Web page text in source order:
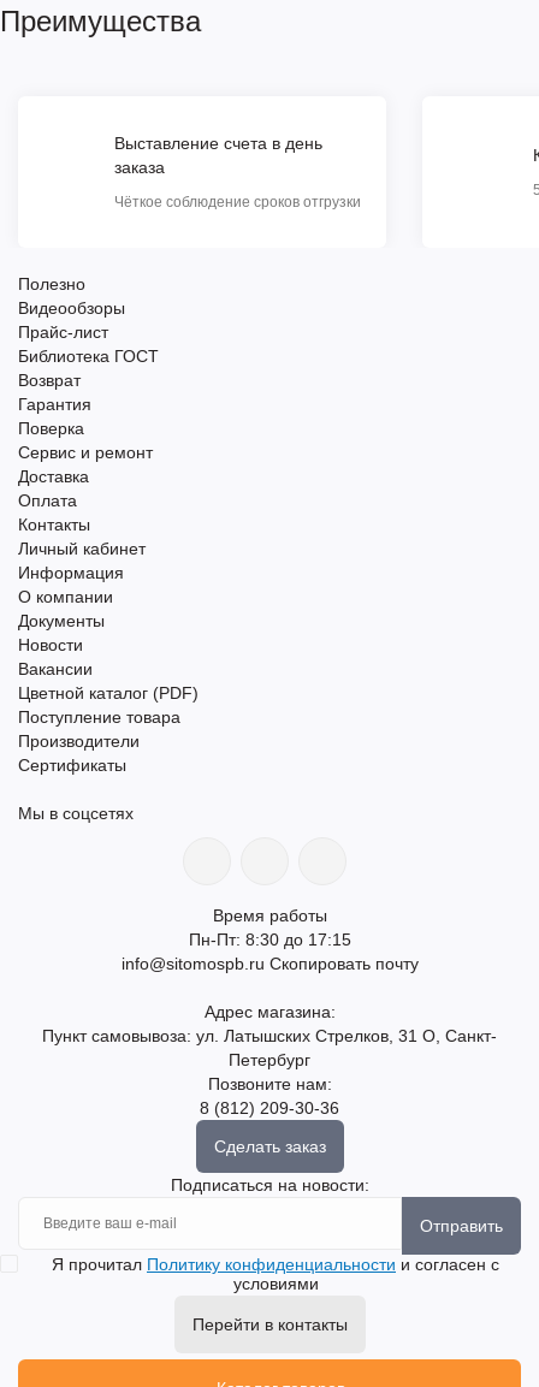
Преимущества
Выставление счета в день
заказа
Чёткое соблюдение сроков отгрузки
Полезно
Видеообзоры
Прайс-лист
Библиотека ГОСТ
Возврат
Гарантия
Поверка
Сервис и ремонт
Доставка
Оплата
Контакты
Личный кабинет
Информация
О компании
Документы
Новости
Вакансии
Цветной каталог (PDF)
Поступление товара
Производители
Сертификаты
Мы в соцсетях
Время работы
Пн-Пт: 8:30 до 17:15
info@sitomospb.ru Скопировать почту
Адрес магазина:
Пункт самовывоза: ул. Латышских Стрелков, 31 О, Санкт-
Петербург
Позвоните нам:
8 (812) 209-30-36
Сделать заказ
Подписаться на новости:
Отправить
Я прочитал Политику конфиденциальности и согласен с
условиями
Перейти в контакты